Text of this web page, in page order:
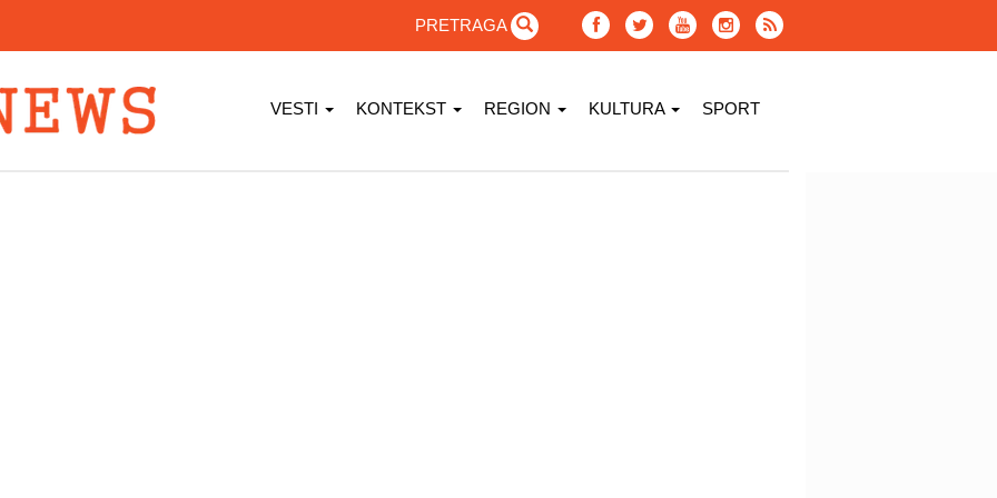
PRETRAGA
VESTI KONTEKST REGION KULTURA SPORT